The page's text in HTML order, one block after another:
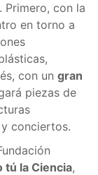
Primero, con la
en torno a
con un gran
piezas de
conciertos.
tú la Ciencia,